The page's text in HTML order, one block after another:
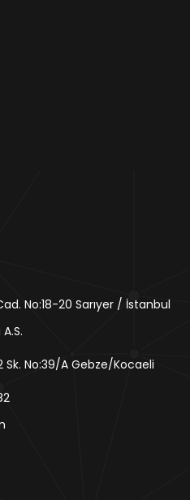
No:18-20 Sarıyer / İstanbul
Sk. No:39/A Gebze/Kocaeli